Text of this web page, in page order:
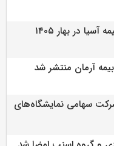
در بهار ۱۴۰۵
آرمان منتشر شد
سهامی نمایشگاه‌های